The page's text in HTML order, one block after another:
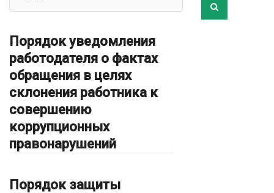
Порядок уведомления
работодателя о фактах
обращения в целях
склонения работника к
совершению
коррупционных
правонарушений
Порядок защиты